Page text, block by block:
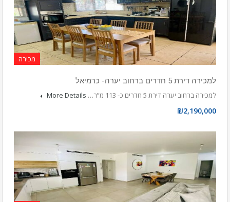
מכירה
למכירה דירת 5 חדרים ברחוב יערה- כרמיאל
למכירה ברחוב יערה דירת 5 חדרים כ- 113 מ”ר…
More Details
₪2,190,000